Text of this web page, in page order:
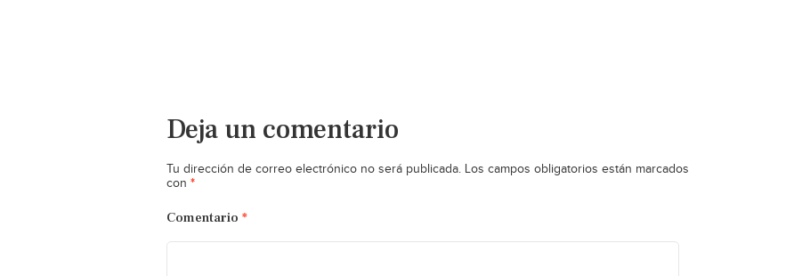
Deja un comentario
Tu dirección de correo electrónico no será publicada. Los campos obligatorios están marcados
con *
Comentario *